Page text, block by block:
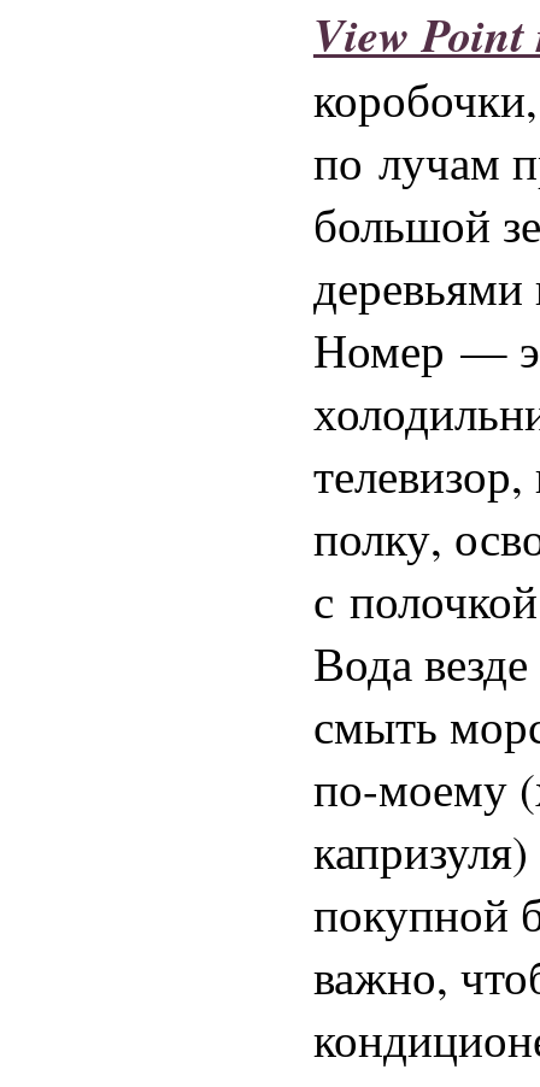
View Point
по лучам
большой
Номер —
полку,
с
Вода
смыть
по-моему
покупной
важно,